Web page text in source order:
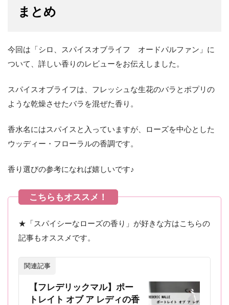
まとめ
今回は「シロ、スパイスオブライフ オードパルファン」に
ついて、詳しい香りのレビューをお伝えしました。
スパイスオブライフは、フレッシュな生花のバラとポプリの
ような乾燥させたバラを混ぜた香り。
香水名にはスパイスと入っていますが、ローズを中心とした
ウッディー・フローラルの香調です。
香り選びの参考になれば嬉しいです♪
★「スパイシーなローズの香り」が好きな方はこちらの
記事もオススメです。
関連記事
【フレデリックマル】ポー
トレイト オブ ア レディの香